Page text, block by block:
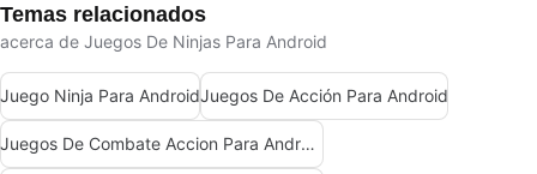
Temas relacionados
acerca de Juegos De Ninjas Para Android
Juego Ninja Para AndroidJuegos De Acción Para Android
Juegos De Combate Accion Para Android